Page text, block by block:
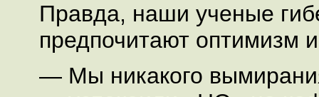
Правда, наши ученые
предпочитают оптимизм
— Мы никакого